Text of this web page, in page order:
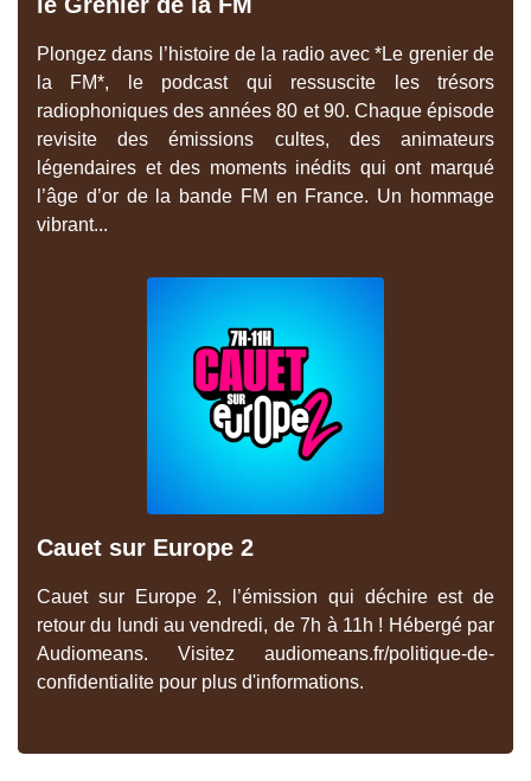
Plongez dans l’histoire de la radio avec *Le grenier de
la FM*, le podcast qui ressuscite les trésors
radiophoniques des années 80 et 90. Chaque épisode
revisite des émissions cultes, des animateurs
légendaires et des moments inédits qui ont marqué
l’âge d’or de la bande FM en France. Un hommage
vibrant...
Cauet sur Europe 2
Cauet sur Europe 2, l’émission qui déchire est de
retour du lundi au vendredi, de 7h à 11h ! Hébergé par
Audiomeans. Visitez audiomeans.fr/politique-de-
confidentialite pour plus d'informations.